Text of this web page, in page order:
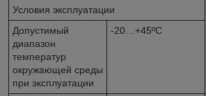
Условия эксплуатации
Допустимый
диапазон
температур
окружающей среды
при эксплуатации
-20…+45ºС